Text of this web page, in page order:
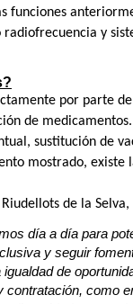
funciones
y
por parte
de medicamentos.
sustitución de
mostrado, existe
de la Selva,
día a día para
y seguir
de
contratación, como